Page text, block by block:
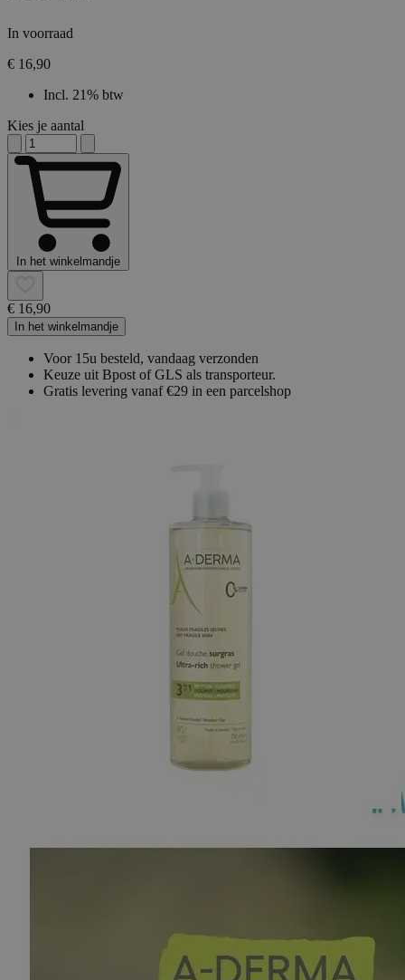
In voorraad
€ 16,90
Incl. 21% btw
Kies je aantal
In het winkelmandje
€ 16,90
In het winkelmandje
Voor 15u besteld, vandaag verzonden
Keuze uit Bpost of GLS als transporteur.
Gratis levering vanaf €29 in een parcelshop